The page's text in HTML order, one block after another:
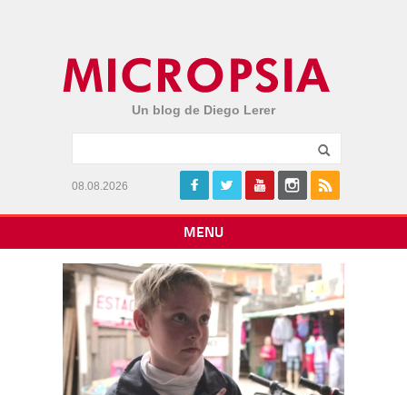
Un blog de Diego Lerer
08.08.2026
MENU